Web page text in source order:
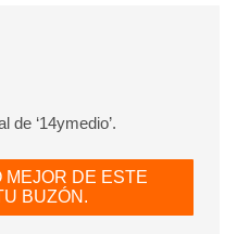
de ‘14ymedio’.
MEJOR DE ESTE
BUZÓN.